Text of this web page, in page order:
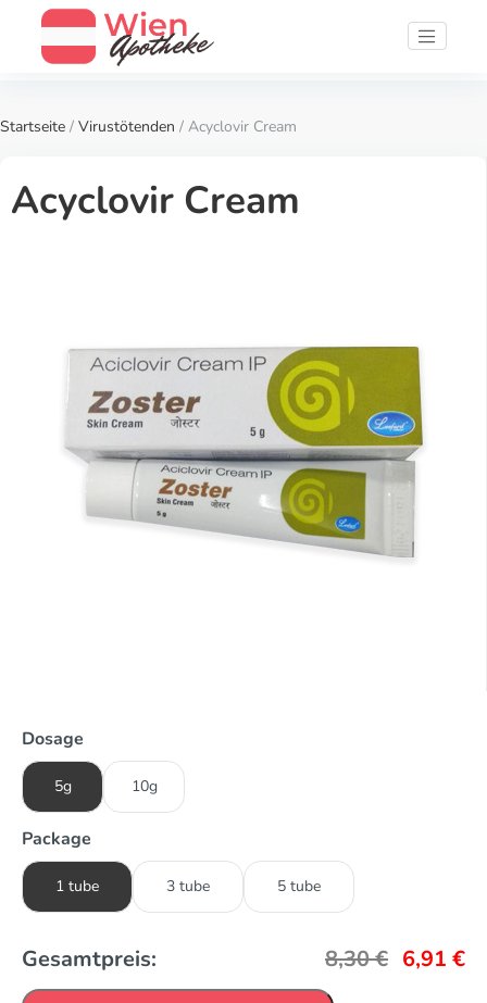
Startseite / Virustötenden / Acyclovir Cream
Acyclovir Cream
Dosage
5g 10g
Package
1 tube 3 tube 5 tube
Gesamtpreis: 8,30€ 6,91 €